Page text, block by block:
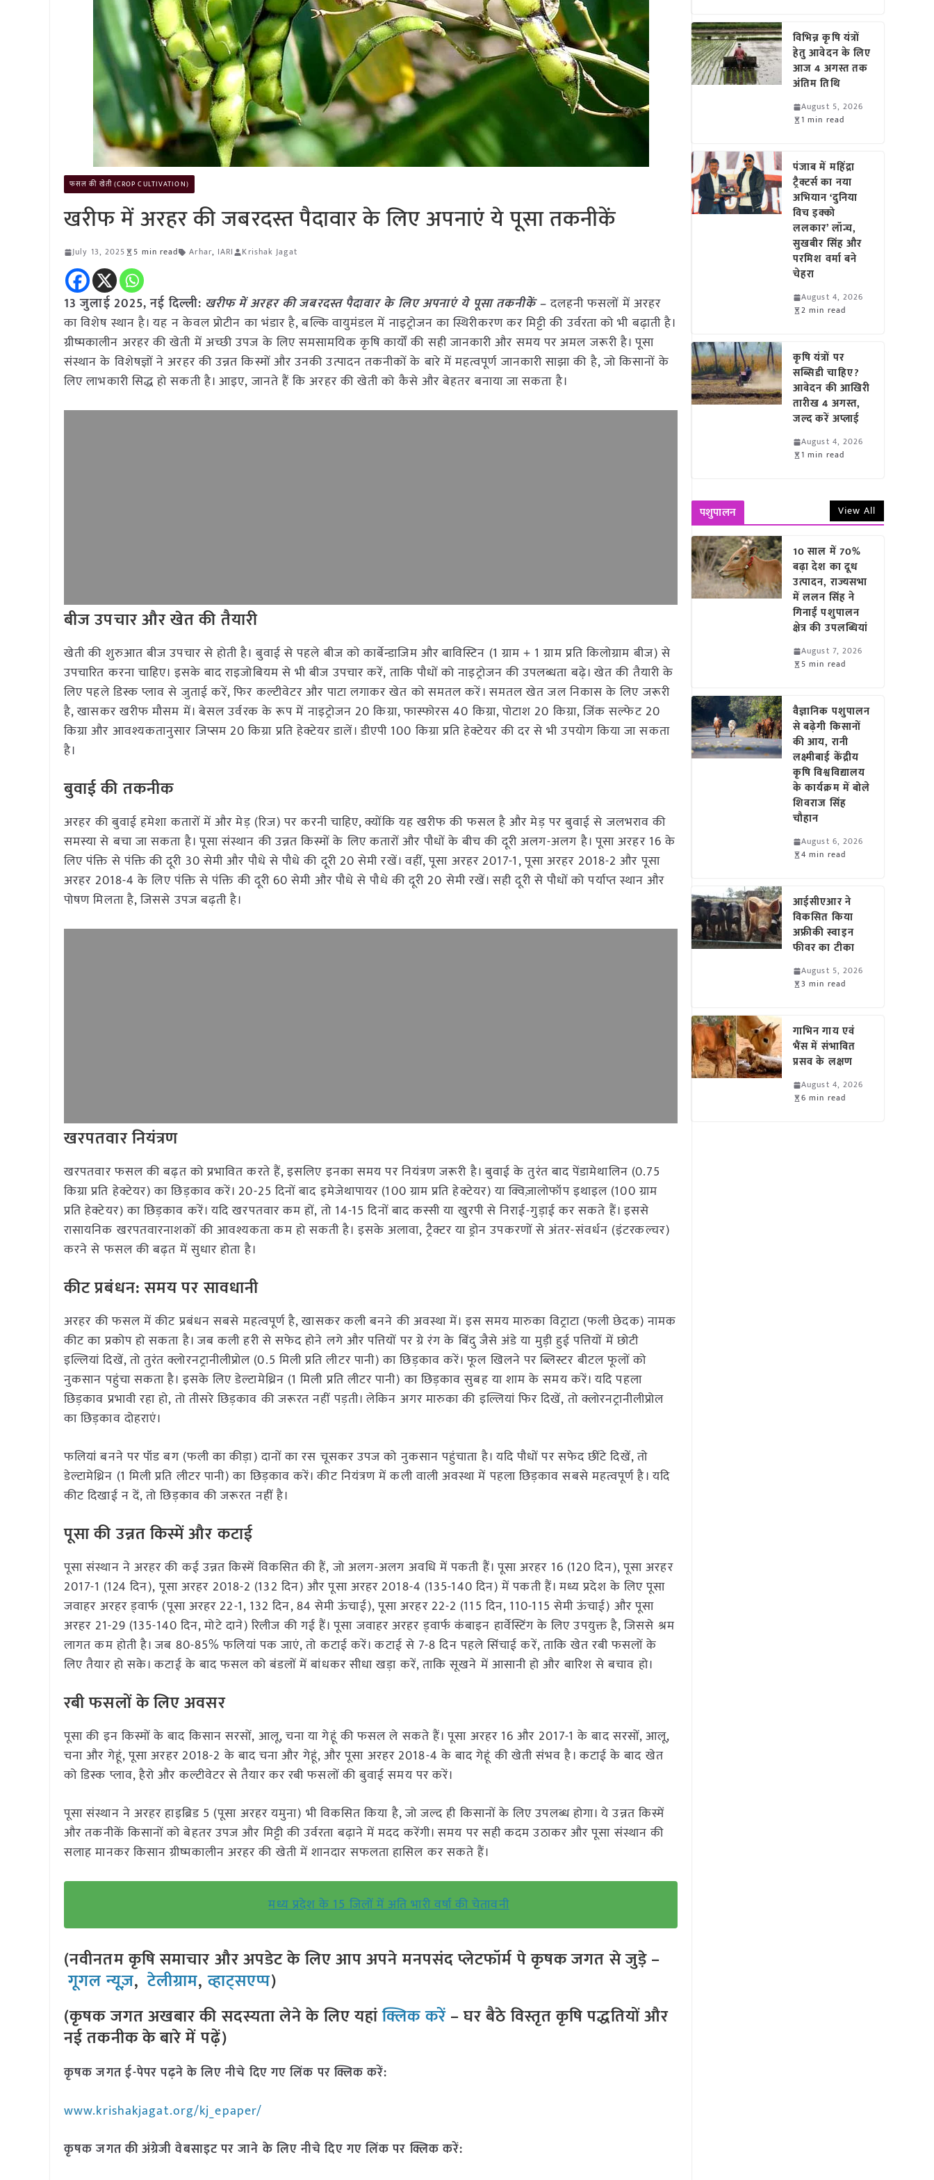
फसल की खेती (CROP CULTIVATION)
खरीफ में अरहर की जबरदस्त पैदावार के लिए अपनाएं ये पूसा तकनीकें
July 13, 2025 5 min read Arhar, IARI Krishak Jagat
13 जुलाई 2025, नई दिल्ली: खरीफ में अरहर की जबरदस्त पैदावार के लिए अपनाएं ये पूसा तकनीकें –दलहनी फसलों में अरहर
का विशेष स्थान है। यह न केवल प्रोटीन का भंडार है, बल्कि वायुमंडल में नाइट्रोजन का स्थिरीकरण कर मिट्टी की उर्वरता को भी बढ़ाती है।
ग्रीष्मकालीन अरहर की खेती में अच्छी उपज के लिए समसामयिक कृषि कार्यों की सही जानकारी और समय पर अमल जरूरी है। पूसा
संस्थान के विशेषज्ञों ने अरहर की उन्नत किस्मों और उनकी उत्पादन तकनीकों के बारे में महत्वपूर्ण जानकारी साझा की है, जो किसानों के
लिए लाभकारी सिद्ध हो सकती है। आइए, जानते हैं कि अरहर की खेती को कैसे और बेहतर बनाया जा सकता है।
बीज उपचार और खेत की तैयारी
खेती की शुरुआत बीज उपचार से होती है। बुवाई से पहले बीज को कार्बेन्डाजिम और बाविस्टिन (1 ग्राम + 1 ग्राम प्रति किलोग्राम बीज) से
उपचारित करना चाहिए। इसके बाद राइजोबियम से भी बीज उपचार करें, ताकि पौधों को नाइट्रोजन की उपलब्धता बढ़े। खेत की तैयारी के
लिए पहले डिस्क प्लाव से जुताई करें, फिर कल्टीवेटर और पाटा लगाकर खेत को समतल करें। समतल खेत जल निकास के लिए जरूरी
है, खासकर खरीफ मौसम में। बेसल उर्वरक के रूप में नाइट्रोजन 20 किग्रा, फास्फोरस 40 किग्रा, पोटाश 20 किग्रा, जिंक सल्फेट 20
किग्रा और आवश्यकतानुसार जिप्सम 20 किग्रा प्रति हेक्टेयर डालें। डीएपी 100 किग्रा प्रति हेक्टेयर की दर से भी उपयोग किया जा सकता
है।
बुवाई की तकनीक
अरहर की बुवाई हमेशा कतारों में और मेड़ (रिज) पर करनी चाहिए, क्योंकि यह खरीफ की फसल है और मेड़ पर बुवाई से जलभराव की
समस्या से बचा जा सकता है। पूसा संस्थान की उन्नत किस्मों के लिए कतारों और पौधों के बीच की दूरी अलग-अलग है। पूसा अरहर 16 के
लिए पंक्ति से पंक्ति की दूरी 30 सेमी और पौधे से पौधे की दूरी 20 सेमी रखें। वहीं, पूसा अरहर 2017-1, पूसा अरहर 2018-2 और पूसा
अरहर 2018-4 के लिए पंक्ति से पंक्ति की दूरी 60 सेमी और पौधे से पौधे की दूरी 20 सेमी रखें। सही दूरी से पौधों को पर्याप्त स्थान और
पोषण मिलता है, जिससे उपज बढ़ती है।
खरपतवार नियंत्रण
खरपतवार फसल की बढ़त को प्रभावित करते हैं, इसलिए इनका समय पर नियंत्रण जरूरी है। बुवाई के तुरंत बाद पेंडामेथालिन (0.75
किग्रा प्रति हेक्टेयर) का छिड़काव करें। 20-25 दिनों बाद इमेजेथापायर (100 ग्राम प्रति हेक्टेयर) या क्विज़ालोफॉप इथाइल (100 ग्राम
प्रति हेक्टेयर) का छिड़काव करें। यदि खरपतवार कम हों, तो 14-15 दिनों बाद कस्सी या खुरपी से निराई-गुड़ाई कर सकते हैं। इससे
रासायनिक खरपतवारनाशकों की आवश्यकता कम हो सकती है। इसके अलावा, ट्रैक्टर या ड्रोन उपकरणों से अंतर-संवर्धन (इंटरकल्चर)
करने से फसल की बढ़त में सुधार होता है।
कीट प्रबंधन: समय पर सावधानी
अरहर की फसल में कीट प्रबंधन सबसे महत्वपूर्ण है, खासकर कली बनने की अवस्था में। इस समय मारुका विट्राटा (फली छेदक) नामक
कीट का प्रकोप हो सकता है। जब कली हरी से सफेद होने लगे और पत्तियों पर ग्रे रंग के बिंदु जैसे अंडे या मुड़ी हुई पत्तियों में छोटी
इल्लियां दिखें, तो तुरंत क्लोरनट्रानीलीप्रोल (0.5 मिली प्रति लीटर पानी) का छिड़काव करें। फूल खिलने पर ब्लिस्टर बीटल फूलों को
नुकसान पहुंचा सकता है। इसके लिए डेल्टामेथ्रिन (1 मिली प्रति लीटर पानी) का छिड़काव सुबह या शाम के समय करें। यदि पहला
छिड़काव प्रभावी रहा हो, तो तीसरे छिड़काव की जरूरत नहीं पड़ती। लेकिन अगर मारुका की इल्लियां फिर दिखें, तो क्लोरनट्रानीलीप्रोल
का छिड़काव दोहराएं।
फलियां बनने पर पॉड बग (फली का कीड़ा) दानों का रस चूसकर उपज को नुकसान पहुंचाता है। यदि पौधों पर सफेद छींटे दिखें, तो
डेल्टामेथ्रिन (1 मिली प्रति लीटर पानी) का छिड़काव करें। कीट नियंत्रण में कली वाली अवस्था में पहला छिड़काव सबसे महत्वपूर्ण है। यदि
कीट दिखाई न दें, तो छिड़काव की जरूरत नहीं है।
पूसा की उन्नत किस्में और कटाई
पूसा संस्थान ने अरहर की कई उन्नत किस्में विकसित की हैं, जो अलग-अलग अवधि में पकती हैं। पूसा अरहर 16 (120 दिन), पूसा अरहर
2017-1 (124 दिन), पूसा अरहर 2018-2 (132 दिन) और पूसा अरहर 2018-4 (135-140 दिन) में पकती हैं। मध्य प्रदेश के लिए पूसा
जवाहर अरहर ड्वार्फ (पूसा अरहर 22-1, 132 दिन, 84 सेमी ऊंचाई), पूसा अरहर 22-2 (115 दिन, 110-115 सेमी ऊंचाई) और पूसा
अरहर 21-29 (135-140 दिन, मोटे दाने) रिलीज की गई हैं। पूसा जवाहर अरहर ड्वार्फ कंबाइन हार्वेस्टिंग के लिए उपयुक्त है, जिससे श्रम
लागत कम होती है। जब 80-85% फलियां पक जाएं, तो कटाई करें। कटाई से 7-8 दिन पहले सिंचाई करें, ताकि खेत रबी फसलों के
लिए तैयार हो सके। कटाई के बाद फसल को बंडलों में बांधकर सीधा खड़ा करें, ताकि सूखने में आसानी हो और बारिश से बचाव हो।
रबी फसलों के लिए अवसर
पूसा की इन किस्मों के बाद किसान सरसों, आलू, चना या गेहूं की फसल ले सकते हैं। पूसा अरहर 16 और 2017-1 के बाद सरसों, आलू,
चना और गेहूं, पूसा अरहर 2018-2 के बाद चना और गेहूं, और पूसा अरहर 2018-4 के बाद गेहूं की खेती संभव है। कटाई के बाद खेत
को डिस्क प्लाव, हैरो और कल्टीवेटर से तैयार कर रबी फसलों की बुवाई समय पर करें।
पूसा संस्थान ने अरहर हाइब्रिड 5 (पूसा अरहर यमुना) भी विकसित किया है, जो जल्द ही किसानों के लिए उपलब्ध होगा। ये उन्नत किस्में
और तकनीकें किसानों को बेहतर उपज और मिट्टी की उर्वरता बढ़ाने में मदद करेंगी। समय पर सही कदम उठाकर और पूसा संस्थान की
सलाह मानकर किसान ग्रीष्मकालीन अरहर की खेती में शानदार सफलता हासिल कर सकते हैं।
मध्य प्रदेश के 15 जिलों में अति भारी वर्षा की चेतावनी
(नवीनतम कृषि समाचार और अपडेट के लिए आप अपने मनपसंद प्लेटफॉर्म पे कृषक जगत से जुड़े –
गूगल न्यूज़,टेलीग्राम,व्हाट्सएप्प)
(कृषक जगत अखबार की सदस्यता लेने के लिए यहांक्लिक करें– घर बैठे विस्तृत कृषि पद्धतियों और
नई तकनीक के बारे में पढ़ें)
कृषक जगत ई-पेपर पढ़ने के लिए नीचे दिए गए लिंक पर क्लिक करें:
www.krishakjagat.org/kj_epaper/
कृषक जगत की अंग्रेजी वेबसाइट पर जाने के लिए नीचे दिए गए लिंक पर क्लिक करें:
विभिन्न कृषि यंत्रों
हेतु आवेदन के लिए
आज 4 अगस्त तक
अंतिम तिथि
August 5, 2026
1 min read
पंजाब में महिंद्रा
ट्रैक्टर्स का नया
अभियान ‘दुनिया
विच इक्को
ललकार’ लॉन्च,
सुखबीर सिंह और
परमिश वर्मा बने
चेहरा
August 4, 2026
2 min read
कृषि यंत्रों पर
सब्सिडी चाहिए?
आवेदन की आखिरी
तारीख 4 अगस्त,
जल्द करें अप्लाई
August 4, 2026
1 min read
पशुपालन View All
10 साल में 70%
बढ़ा देश का दूध
उत्पादन, राज्यसभा
में ललन सिंह ने
गिनाईं पशुपालन
क्षेत्र की उपलब्धियां
August 7, 2026
5 min read
वैज्ञानिक पशुपालन
से बढ़ेगी किसानों
की आय, रानी
लक्ष्मीबाई केंद्रीय
कृषि विश्वविद्यालय
के कार्यक्रम में बोले
शिवराज सिंह
चौहान
August 6, 2026
4 min read
आईसीएआर ने
विकसित किया
अफ्रीकी स्वाइन
फीवर का टीका
August 5, 2026
3 min read
गाभिन गाय एवं
भैंस में संभावित
प्रसव के लक्षण
August 4, 2026
6 min read